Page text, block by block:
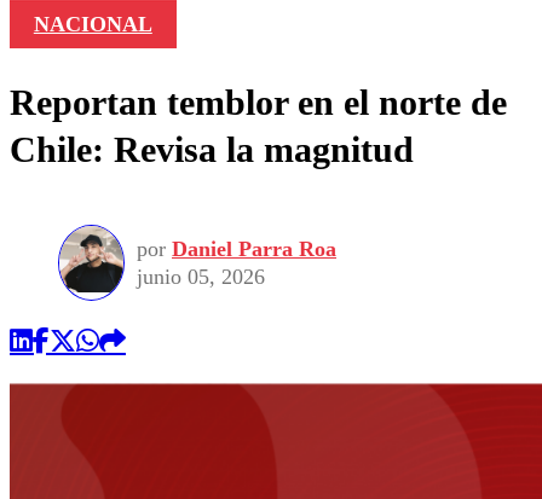
NACIONAL
Reportan temblor en el norte de
Chile: Revisa la magnitud
por Daniel Parra Roa
junio 05, 2026